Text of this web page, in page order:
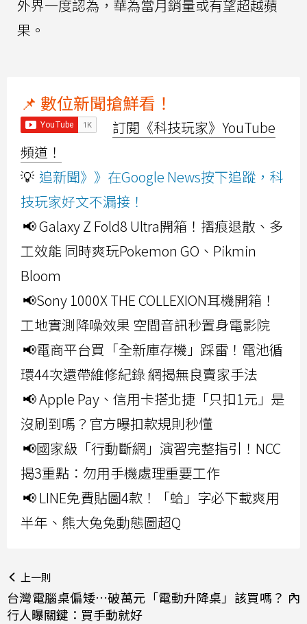
外界一度認為，華為當月銷量或有望超越蘋
果。
📌 數位新聞搶鮮看！
訂閱《科技玩家》YouTube
頻道！
💡 追新聞》》在Google News按下追蹤，科
技玩家好文不漏接！
📢 Galaxy Z Fold8 Ultra開箱！摺痕退散、多
工效能 同時爽玩Pokemon GO、Pikmin
Bloom
📢Sony 1000X THE COLLEXION耳機開箱！
工地實測降噪效果 空間音訊秒置身電影院
📢電商平台買「全新庫存機」踩雷！電池循
環44次還帶維修紀錄 網揭無良賣家手法
📢 Apple Pay、信用卡搭北捷「只扣1元」是
沒刷到嗎？官方曝扣款規則秒懂
📢國家級「行動斷網」演習完整指引！NCC
揭3重點：勿用手機處理重要工作
📢 LINE免費貼圖4款！「蛤」字必下載爽用
半年、熊大兔兔動態圖超Q
上一則
台灣電腦桌偏矮…破萬元「電動升降桌」該買嗎？ 內
行人曝關鍵：買手動就好